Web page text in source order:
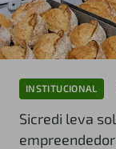
INSTITUCIONAL
Sicredi leva